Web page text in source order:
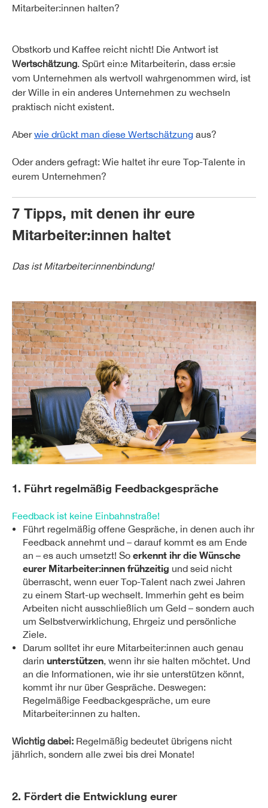
Mitarbeiter:innen halten?
Obstkorb und Kaffee reicht nicht! Die Antwort ist
Wertschätzung . Spürt ein:e Mitarbeiterin, dass er:sie
vom Unternehmen als wertvoll wahrgenommen wird, ist
der Wille in ein anderes Unternehmen zu wechseln
praktisch nicht existent.
Aber wie drückt man diese Wertschätzung aus?
Oder anders gefragt: Wie haltet ihr eure Top-Talente in
eurem Unternehmen?
7 Tipps, mit denen ihr eure
Mitarbeiter:innen haltet
Das ist Mitarbeiter:innenbindung!
1. Führt regelmäßig Feedbackgespräche
Feedback ist keine Einbahnstraße!
Führt regelmäßig offene Gespräche, in denen auch ihr
Feedback annehmt und – darauf kommt es am Ende
an – es auch umsetzt! So erkennt ihr die Wünsche
eurer Mitarbeiter:innen frühzeitig und seid nicht
überrascht, wenn euer Top-Talent nach zwei Jahren
zu einem Start-up wechselt. Immerhin geht es beim
Arbeiten nicht ausschließlich um Geld – sondern auch
um Selbstverwirklichung, Ehrgeiz und persönliche
Ziele.
Darum solltet ihr eure Mitarbeiter:innen auch genau
darin unterstützen, wenn ihr sie halten möchtet. Und
an die Informationen, wie ihr sie unterstützen könnt,
kommt ihr nur über Gespräche. Deswegen:
Regelmäßige Feedbackgespräche, um eure
Mitarbeiter:innen zu halten.
Wichtig dabei: Regelmäßig bedeutet übrigens nicht
jährlich, sondern alle zwei bis drei Monate!
2. Fördert die Entwicklung eurer